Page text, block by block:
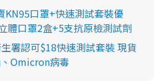
KN95口罩+快速測試套裝優
體口罩2盒+5支抗原檢測試劑
署認可$18快速測試套裝 現貨
Omicron病毒